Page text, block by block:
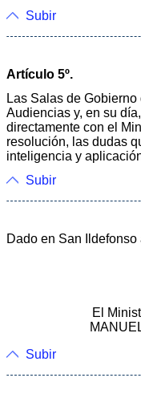
Subir
Artículo 5º.
Las Salas de
Audiencias y, en su
directamente con el
resolución, las dudas
inteligencia y
Subir
Dado en San
El
Subir